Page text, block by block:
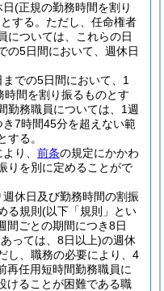
(正規の勤務時間を割り
とする。 ただし、任命権者
については、これらの日
の5日間において、週休日
での5日間において、1
間を割り振るものとす
勤務職員については、1週
7時間45分を超えない範
する。
り、 前条の規定にかかわ
りを別に定めることがで
休日及び勤務時間の割振
る規則 (以下「規則」とい
間ごとの期間につき8日
っては、8日以上)の週休
し、職務の必要により、4
再任用短時間勤務職員に
けることが困難である職